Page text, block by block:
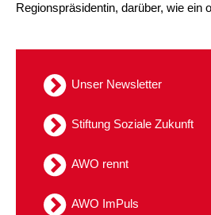
Kindertagesstätte
Kindertagesstätte
Kindertagesstätte
Kindertagesstätte
Kindertagesstätte Schweriner
Familienzentrum
Kindertagesstätte Sylter Weg
Regionspräsidentin, darüber, wie ein
Unser Newsletter
Stiftung Soziale Zukunft
AWO rennt
AWO ImPuls